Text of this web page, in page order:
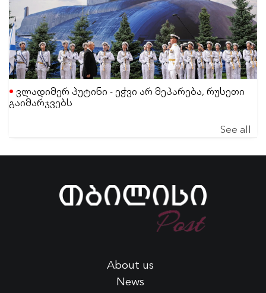
ვლადიმერ პუტინი - ეჭვი არ მეპარება, რუსეთი
გაიმარჯვებს
See all
About us
News